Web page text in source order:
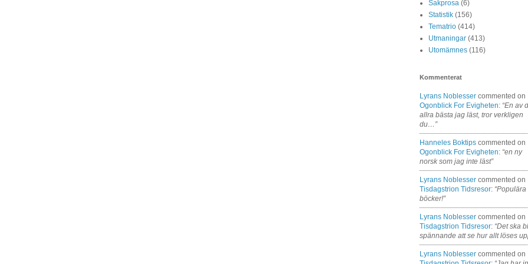
Sakprosa (6)
Statistik (156)
Tematrio (414)
Utmaningar (413)
Utomämnes (116)
Kommenterat
Lyrans Noblesser commented on
Ogonblick For Evigheten: “En av
allra bästa jag läst, tror verkligen
du…”
Hanneles Boktips commented on
Ogonblick For Evigheten: “en ny
norsk som jag inte läst”
Lyrans Noblesser commented on
Tisdagstrion Tidsresor: “Populära
böcker!”
Lyrans Noblesser commented on
Tisdagstrion Tidsresor: “Det ska
spännande att se hur allt löses
Lyrans Noblesser commented on